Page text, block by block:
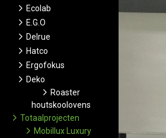
Ecolab
E.G.O
Delrue
Hatco
Ergofokus
Deko
Roaster
houtskoolovens
Totaalprojecten
Mobillux Luxury